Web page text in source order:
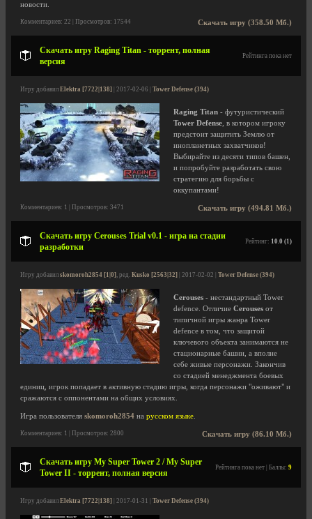
новости.
Скачать игру (358.50 Мб.)
Комментариев: 22 | Просмотров: 17544
Скачать игру Raging Titan - торрент, полная
версия
Рейтинга пока нет
Игру добавил Elektra [7722|138] | 2017-02-06 | Tower Defense (394)
Raging Titan - футуристический
Tower Defense , в котором игроку
предстоит защитить Землю от
инопланетных захватчиков!
Выбирайте из десяти типов башен,
и попробуйте разработать свою
стратегию для борьбы с
оккупантами!
Скачать игру (494.81 Мб.)
Комментариев: 1 | Просмотров: 3471
Скачать игру Cerouses Trial v0.1 - игра на стадии
разработки
Рейтинг: 10.0 (1)
Игру добавил skomoroh2854 [1|0], ред. Kusko [2563|32] | 2017-02-02 | Tower Defense (394)
Cerouses - нестандартный Tower
defence. Отличие Cerouses от
типичной игры жанра Tower
defence в том, что защитой
ключевого объекта занимаются не
стационарные башни, а вполне
себе живые персонажи. Закончив
со стадией менеджмента боевых
единиц, игрок попадает в активную стадию игры, когда персонажи "оживают" и
сражаются с оппонентами на общих условиях.
Игра пользователя skomoroh2854 на русском языке
Скачать игру (86.10 Мб.)
Комментариев: 1 | Просмотров: 2800
Скачать игру My Super Tower 2 / My Super
Tower II - торрент, полная версия
Рейтинга пока нет | Баллы: 9
Игру добавил Elektra [7722|138] | 2017-01-31 | Tower Defense (394)